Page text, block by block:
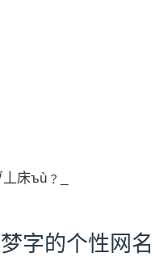
床ъù﹖_
字的个性网名